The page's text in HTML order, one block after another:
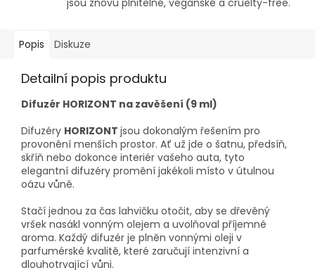
Popis Diskuze
Detailní popis produktu
Difuzér HORIZONT na zavěšení (9 ml)
Difuzéry HORIZONT jsou dokonalým řešením pro
provonění menších prostor. Ať už jde o šatnu, předsíň,
skříň nebo dokonce interiér vašeho auta, tyto
elegantní difuzéry promění jakékoli místo v útulnou
oázu vůně.
Stačí jednou za čas lahvičku otočit, aby se dřevěný
vršek nasákl vonným olejem a uvolňoval příjemné
aroma. Každý difuzér je plněn vonnými oleji v
parfumérské kvalitě, které zaručují intenzivní a
dlouhotrvající vůni.